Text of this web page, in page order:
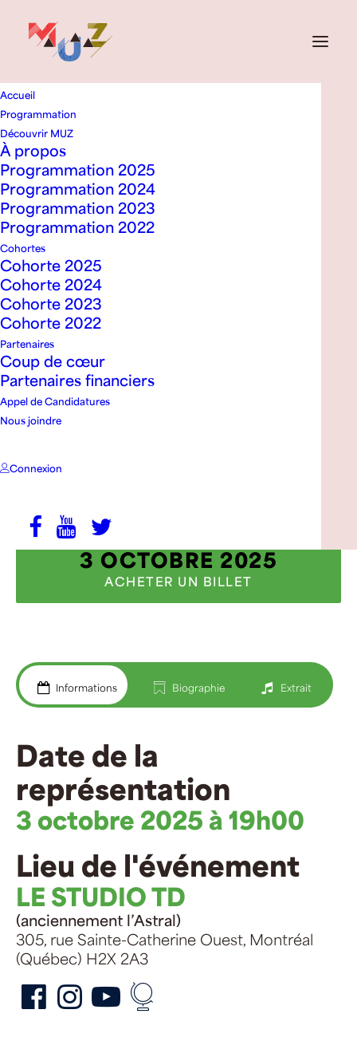
Accueil
Programmation
Découvrir MUZ
À propos
Programmation 2025
Programmation 2024
Programmation 2023
Programmation 2022
Cohortes
Cohorte 2025
Cohorte 2024
Cohorte 2023
Cohorte 2022
Partenaires
Coup de cœur
Partenaires financiers
Appel de Candidatures
Nous joindre
Connexion
RETOUR À LA PROGRAMMATION
Irem Bekter
3 OCTOBRE 2025
ACHETER UN BILLET
Informations Biographie Extrait
Date de la
représentation
3 octobre 2025 à 19h00
Lieu de l'événement
LE STUDIO TD
(anciennement l’Astral)
305, rue Sainte-Catherine Ouest, Montréal
(Québec) H2X 2A3